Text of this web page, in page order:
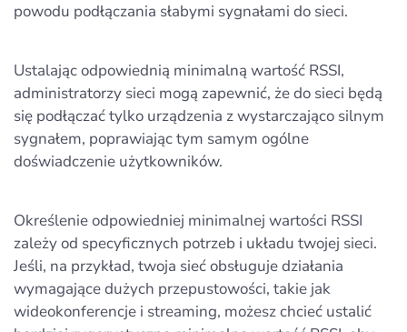
powodu podłączania słabymi sygnałami do sieci.
Ustalając odpowiednią minimalną wartość RSSI,
administratorzy sieci mogą zapewnić, że do sieci będą
się podłączać tylko urządzenia z wystarczająco silnym
sygnałem, poprawiając tym samym ogólne
doświadczenie użytkowników.
Określenie odpowiedniej minimalnej wartości RSSI
zależy od specyficznych potrzeb i układu twojej sieci.
Jeśli, na przykład, twoja sieć obsługuje działania
wymagające dużych przepustowości, takie jak
wideokonferencje i streaming, możesz chcieć ustalić